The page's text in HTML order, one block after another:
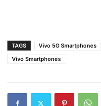
TAGS Vivo 5G Smartphones
Vivo Smartphones